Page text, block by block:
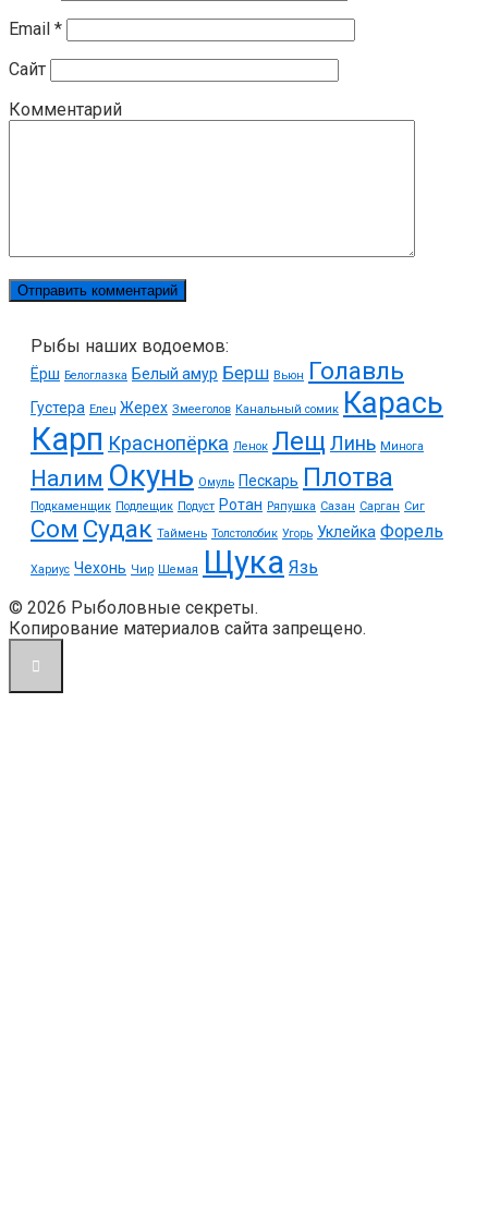
Email *
Сайт
Комментарий
Рыбы наших водоемов:
Ёрш Белоглазка Белый амур Берш Вьюн Голавль
Густера Елец Жерех Змееголов Канальный сомик Карась
Карп Краснопёрка Ленок ЛещЛинь Минога
Налим Окунь Омуль Пескарь Плотва
Подкаменщик Подлещик Подуст Ротан Ряпушка Сазан Сарган Сиг
Сом Судак Таймень Толстолобик Угорь Уклейка Форель
Хариус Чехонь Чир Шемая Щука Язь
© 2026 Рыболовные секреты.
Копирование материалов сайта запрещено.